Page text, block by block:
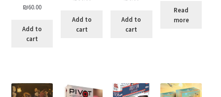
Read
more
Add to
cart
Add to
cart
₪60.00
Add to
cart